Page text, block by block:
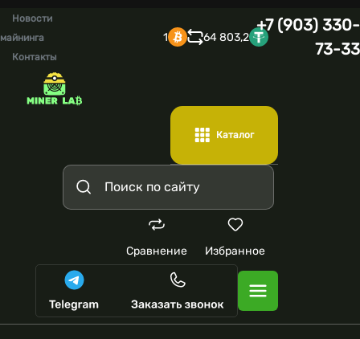
Новости
майнинга
Контакты
1 64 803,2
+7 (903) 330-
73-33
Каталог
Сравнение Избранное